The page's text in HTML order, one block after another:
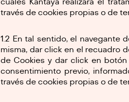
cuales Kantaya realizará el
través de cookies propias o de
1.2 En tal sentido, el navegante
misma, dar click en el recuadro
de Cookies y dar click en
consentimiento previo,
través de cookies propias o de